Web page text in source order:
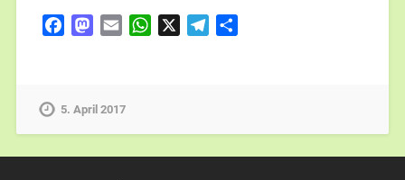
FacebookMastodon
Email WhatsApp Telegram
5. April 2017